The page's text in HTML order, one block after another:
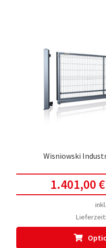
Wisniowski
1.401,00 €
Lieferzeit: